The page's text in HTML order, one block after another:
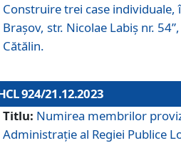
Construire trei case
Brașov, str. Nicolae Labiș nr.
Cătălin.
924/21.12.2023
Titlu: Numirea membrilor
Administraţie al Regiei Publice